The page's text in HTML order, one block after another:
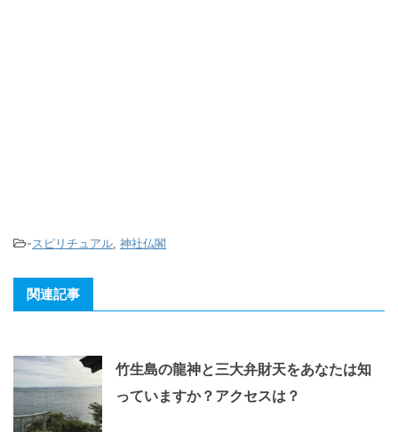
-スピリチュアル, 神社仏閣
関連記事
竹生島の龍神と三大弁財天をあなたは知
っていますか？アクセスは？